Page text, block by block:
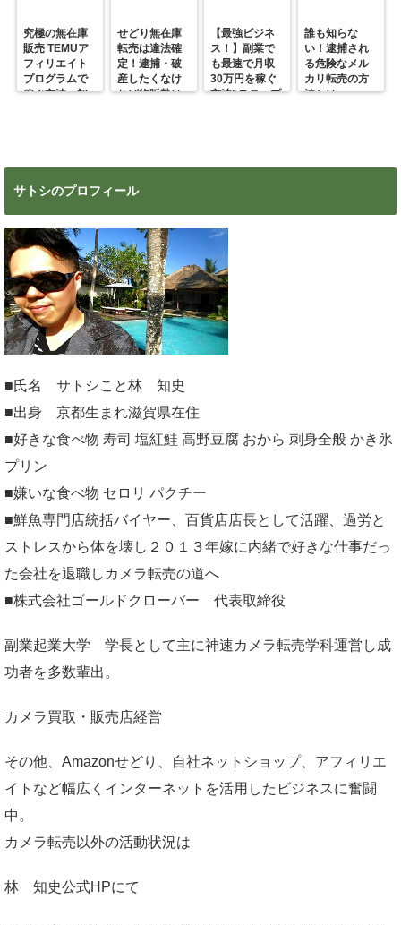
究極の無在庫
販売 TEMUア
フィリエイト
プログラムで
稼ぐ方法 初
せどり無在庫
転売は違法確
定！逮捕・破
産したくなけ
れば物販勢は
【最強ビジネ
ス！】副業で
も最速で月収
30万円を稼ぐ
方法5ステップ
誰も知らな
い！逮捕され
る危険なメル
カリ転売の方
法とは
サトシのプロフィール
■氏名 サトシこと林 知史
■出身 京都生まれ滋賀県在住
■好きな食べ物 寿司 塩紅鮭 高野豆腐 おから 刺身全般 かき氷
プリン
■嫌いな食べ物 セロリ パクチー
■鮮魚専門店統括バイヤー、百貨店店長として活躍、過労と
ストレスから体を壊し２０１３年嫁に内緒で好きな仕事だっ
た会社を退職しカメラ転売の道へ
■株式会社ゴールドクローバー 代表取締役
副業起業大学 学長として主に神速カメラ転売学科運営し成
功者を多数輩出。
カメラ買取・販売店経営
その他、Amazonせどり、自社ネットショップ、アフィリエ
イトなど幅広くインターネットを活用したビジネスに奮闘
中。
カメラ転売以外の活動状況は
林 知史公式HPにて